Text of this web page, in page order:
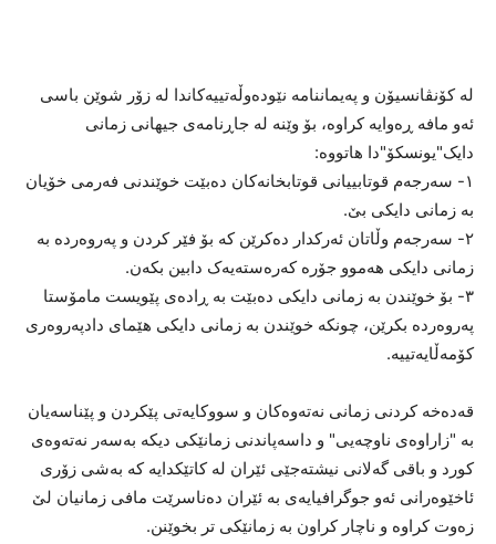
لە کۆنڤانسیۆن و پەیماننامە نێودەوڵەتییەکاندا لە زۆر شوێن باسی
ئەو مافە ڕەوایە کراوە، بۆ وێنە لە جاڕنامەی جیهانی زمانی
دایک"یونسکۆ"دا هاتووە:
۱- سەرجەم قوتابییانی قوتابخانەکان دەبێت خوێندنی فەرمی خۆیان
بە زمانی دایکی بێ.
۲- سەرجەم وڵاتان ئەرکدار دەکرێن کە بۆ فێر کردن و پەروەردە بە
زمانی دایکی هەموو جۆرە کەرەستەیەک دابین بکەن.
۳- بۆ خوێندن بە زمانی دایکی دەبێت بە ڕادەی پێویست مامۆستا
پەروەردە بکرێن، چونکە خوێندن بە زمانی دایکی هێمای دادپەروەری
کۆمەڵایەتییە.
قەدەخە کردنی زمانی نەتەوەکان و سووکایەتی پێکردن و پێناسەیان
بە "زاراوەی ناوچەیی" و داسەپاندنی زمانێکی دیکە بەسەر نەتەوەی
کورد و باقی گەلانی نیشتەجێی ئێران لە کاتێکدایە کە بەشی زۆری
ئاخێوەرانی ئەو جوگرافیایەی بە ئێران دەناسرێت مافی زمانیان لێ
زەوت کراوە و ناچار کراون بە زمانێکی تر بخوێنن.